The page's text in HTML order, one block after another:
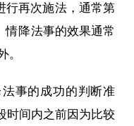
行再次施法，通常第
情降法事的效果通常
法事的成功的判断准
时间内之前因为比较